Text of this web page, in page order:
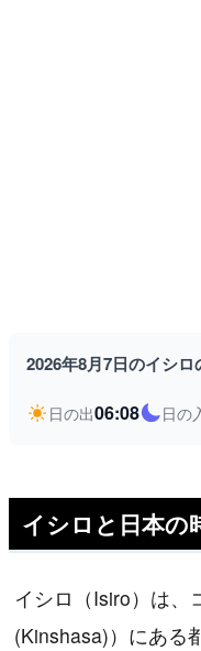
2026年8月7日のイシ
日の出06:08 日の
イシロと日本の
イシロ（Isiro）は、
(Kinshasa)）にある